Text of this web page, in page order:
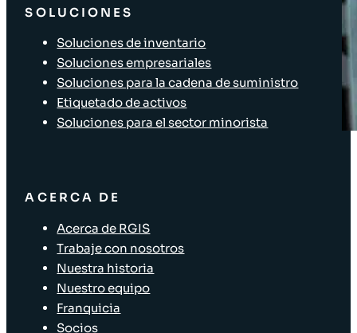
SOLUCIONES
Soluciones de inventario
Soluciones empresariales
Soluciones para la cadena de suministro
Etiquetado de activos
Soluciones para el sector minorista
ACERCA DE
Acerca de RGIS
Trabaje con nosotros
Nuestra historia
Nuestro equipo
Franquicia
Socios